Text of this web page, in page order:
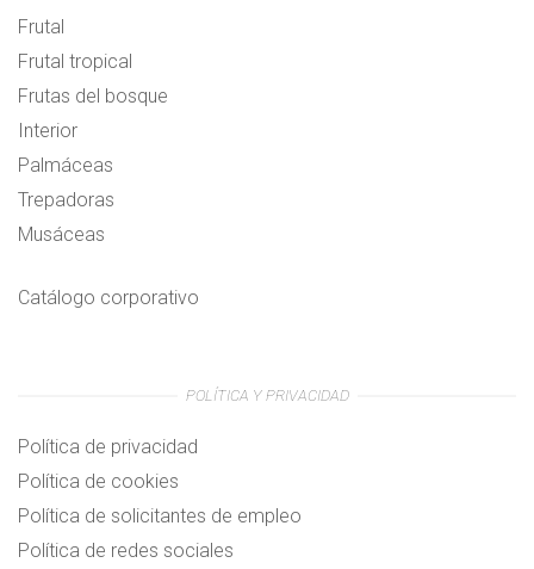
Frutal
Frutal tropical
Frutas del bosque
Interior
Palmáceas
Trepadoras
Musáceas
Catálogo corporativo
POLÍTICA Y PRIVACIDAD
Política de privacidad
Política de cookies
Política de solicitantes de empleo
Política de redes sociales